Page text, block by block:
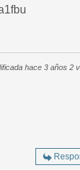
hace 3 años 2